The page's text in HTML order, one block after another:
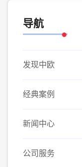
导航
发现中欧
经典案例
新闻中心
公司服务